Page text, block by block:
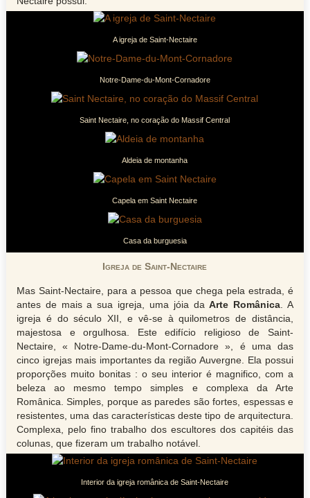
A igreja de Saint-Nectaire
Notre-Dame-du-Mont-Cornadore
Saint Nectaire, no coração do Massif Central
Aldeia de montanha
Capela em Saint Nectaire
Casa da burguesia
Igreja de Saint-Nectaire
Mas Saint-Nectaire, para a pessoa que chega pela estrada, é
antes de mais a sua igreja, uma jóia daArte Românica . A
igreja é do século XII, e vê-se à quilometros de distância,
majestosa e orgulhosa. Este edifício religioso de Saint-
Nectaire, « Notre-Dame-du-Mont-Cornadore », é uma das
cinco igrejas mais importantes da região Auvergne. Ela possui
proporções muito bonitas : o seu interior é magnifico, com a
beleza ao mesmo tempo simples e complexa da Arte
Românica. Simples, porque as paredes são fortes, espessas e
resistentes, uma das características deste tipo de arquitectura.
Complexa, pelo fino trabalho dos escultores dos capitéis das
colunas, que fizeram um trabalho notável.
Interior da igreja românica de Saint-Nectaire